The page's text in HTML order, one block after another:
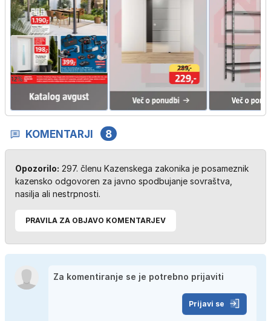
KOMENTARJI 8
Opozorilo: 297. členu Kazenskega zakonika je posameznik
kazensko odgovoren za javno spodbujanje sovraštva,
nasilja ali nestrpnosti.
PRAVILA ZA OBJAVO KOMENTARJEV
Prijavi se